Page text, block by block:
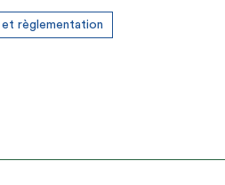
et règlementation